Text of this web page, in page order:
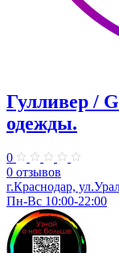
Гулливер /
одежды.
0
0 отзывов
г.Краснодар,
Пн-Вс 10:00-22:00